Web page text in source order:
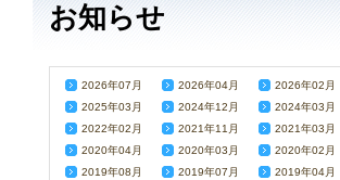
お知らせ
2026年07月 2026年04月 2026年02月
2025年03月
2024年12月 2024年03月
2022年02月
2021年11月 2021年03月
2020年04月
2020年03月 2020年02月
2019年08月
2019年07月 2019年04月